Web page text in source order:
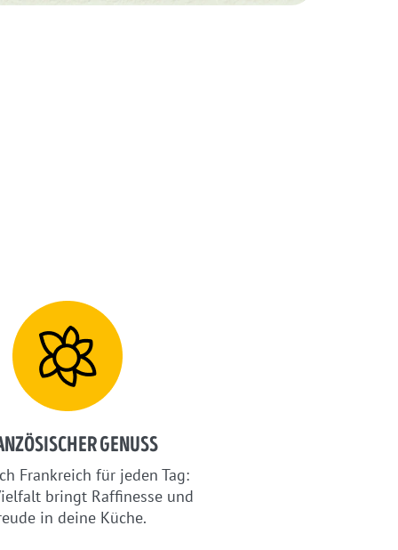
GENUSS
Frankreich für jeden Tag:
bringt Raffinesse und
in deine Küche.